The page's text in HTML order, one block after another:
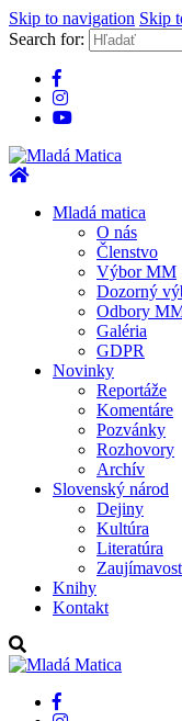
Skip to navigation Skip
Search for:
Mladá matica
O nás
Členstvo
Výbor MM
Dozorný
Odbory
Galéria
GDPR
Novinky
Reportáže
Komentáre
Pozvánky
Rozhovory
Archív
Slovenský národ
Dejiny
Kultúra
Literatúra
Knihy
Kontakt